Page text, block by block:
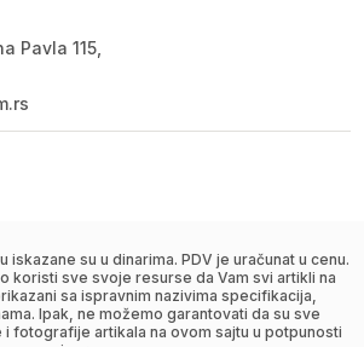
Pavla 115,
iskazane su u dinarima. PDV je uračunat u cenu.
koristi sve svoje resurse da Vam svi artikli na
sa ispravnim nazivima specifikacija,
Ipak, ne možemo garantovati da su sve
fotografije artikala na ovom sajtu u potpunosti